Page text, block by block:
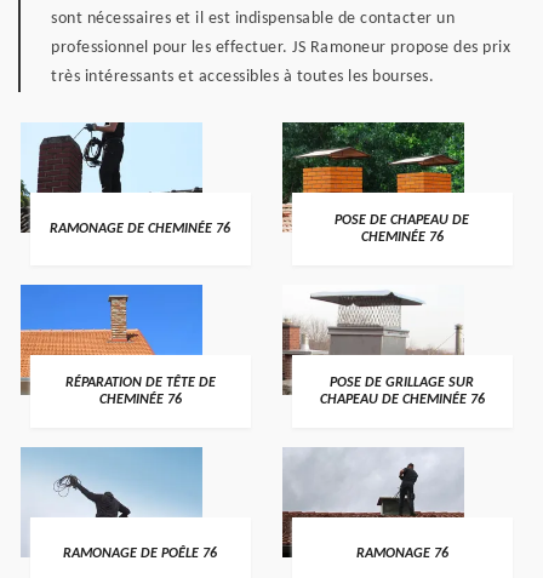
sont nécessaires et il est indispensable de contacter un
professionnel pour les effectuer. JS Ramoneur propose des prix
très intéressants et accessibles à toutes les bourses.
RAMONAGE DE CHEMINÉE 76
POSE DE CHAPEAU DE
CHEMINÉE 76
RÉPARATION DE TÊTE DE
CHEMINÉE 76
POSE DE GRILLAGE SUR
CHAPEAU DE CHEMINÉE 76
RAMONAGE DE POÊLE 76 RAMONAGE 76